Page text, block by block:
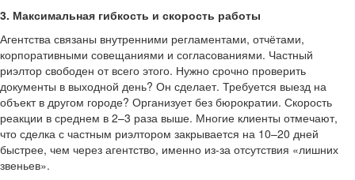
3. Максимальная гибкость и скорость работы
Агентства связаны внутренними регламентами, отчётами,
корпоративными совещаниями и согласованиями. Частный
риэлтор свободен от всего этого. Нужно срочно проверить
документы в выходной день? Он сделает. Требуется выезд на
объект в другом городе? Организует без бюрократии. Скорость
реакции в среднем в 2–3 раза выше. Многие клиенты отмечают,
что сделка с частным риэлтором закрывается на 10–20 дней
быстрее, чем через агентство, именно из-за отсутствия «лишних
звеньев».